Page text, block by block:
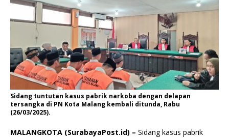
Sidang tuntutan kasus pabrik narkoba dengan delapan
tersangka di PN Kota Malang kembali ditunda, Rabu
(26/03/2025).
MALANGKOTA (SurabayaPost.id) – Sidang kasus pabrik